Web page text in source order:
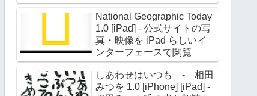
ー氏のポートレイト作品約
180点を収録
National Geographic Today
1.0 [iPad] - 公式サイトの写
真・映像を iPad らしいイ
ンターフェースで閲覧
しあわせはいつも - 相田
みつを 1.0 [iPhone] [iPad] -